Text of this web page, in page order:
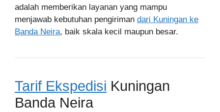
adalah memberikan layanan yang mampu
menjawab kebutuhan pengiriman dari Kuningan ke
Banda Neira, baik skala kecil maupun besar.
Tarif Ekspedisi Kuningan
Banda Neira